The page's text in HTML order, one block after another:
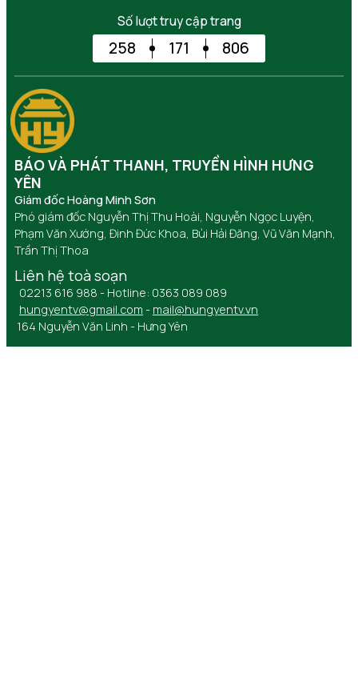
Số lượt truy cập trang
258 171 806
BÁO VÀ PHÁT THANH, TRUYỀN HÌNH HƯNG
YÊN
Giám đốc Hoàng Minh Sơn
Phó giám đốc Nguyễn Thị Thu Hoài, Nguyễn Ngọc Luyện,
Phạm Văn Xướng, Đinh Đức Khoa, Bùi Hải Đăng, Vũ Văn Mạnh,
Trần Thị Thoa
Liên hệ toà soạn
02213 616 988 - Hotline: 0363 089 089
hungyentv@gmail.com - mail@hungyentv.vn
164 Nguyễn Văn Linh - Hưng Yên